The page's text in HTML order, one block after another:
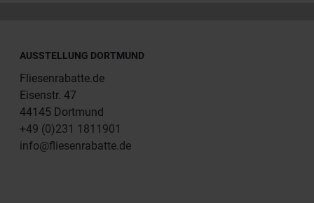
AUSSTELLUNG DORTMUND
Fliesenrabatte.de
Eisenstr. 47
44145 Dortmund
+49 (0)231 1811901
info@fliesenrabatte.de